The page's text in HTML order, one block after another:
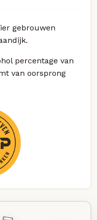
gebrouwen
percentage van
van oorsprong